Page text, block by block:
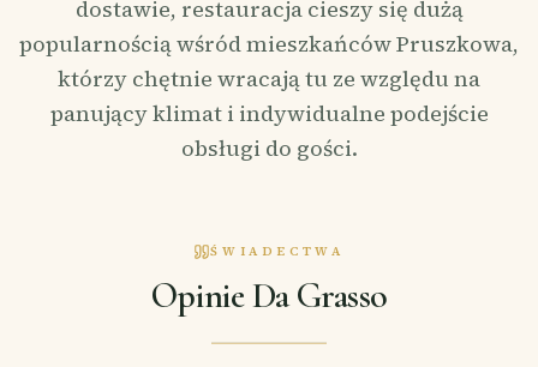
dostawie, restauracja cieszy się dużą
popularnością wśród mieszkańców Pruszkowa,
którzy chętnie wracają tu ze względu na
panujący klimat i indywidualne podejście
obsługi do gości.
ŚWIADECTWA
Opinie Da Grasso